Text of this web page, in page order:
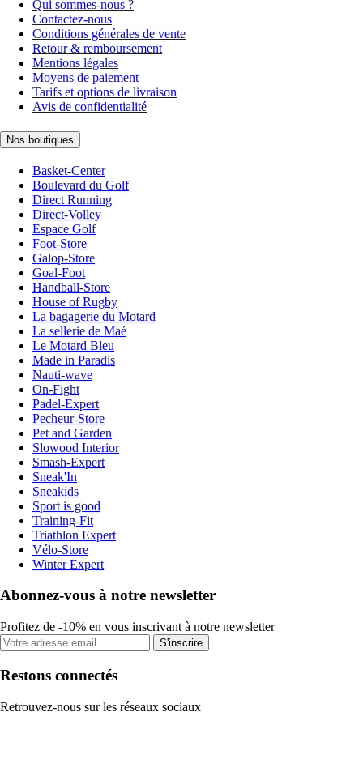
Qui sommes-nous ?
Contactez-nous
Conditions générales de vente
Retour & remboursement
Mentions légales
Moyens de paiement
Tarifs et options de livraison
Avis de confidentialité
Nos boutiques
Basket-Center
Boulevard du Golf
Direct Running
Direct-Volley
Espace Golf
Foot-Store
Galop-Store
Goal-Foot
Handball-Store
House of Rugby
La bagagerie du Motard
La sellerie de Maé
Le Motard Bleu
Made in Paradis
Nauti-wave
On-Fight
Padel-Expert
Pecheur-Store
Pet and Garden
Slowood Interior
Smash-Expert
Sneak'In
Sneakids
Sport is good
Training-Fit
Triathlon Expert
Vélo-Store
Winter Expert
Abonnez-vous à notre newsletter
Profitez de -10% en vous inscrivant à notre newsletter
S'inscrire
Restons connectés
Retrouvez-nous sur les réseaux sociaux